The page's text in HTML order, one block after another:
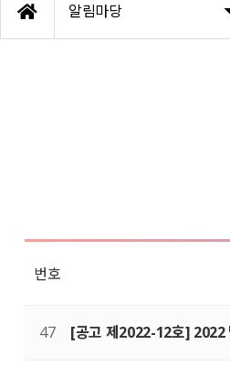
알림마당
번호
47 [공고 제2022-12호] 2022